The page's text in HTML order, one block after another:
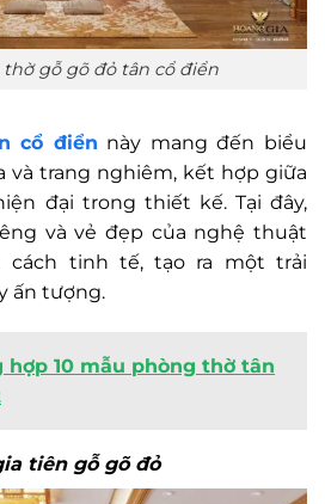
gỗ gõ đỏ tân cổ điển
cổ điển này mang đến biểu
và trang nghiêm, kết hợp giữa
đại trong thiết kế. Tại đây,
và vẻ đẹp của nghệ thuật
tinh tế, tạo ra một trải
ấn tượng.
hợp 10 mẫu phòng thờ tân
tiên gỗ gõ đỏ